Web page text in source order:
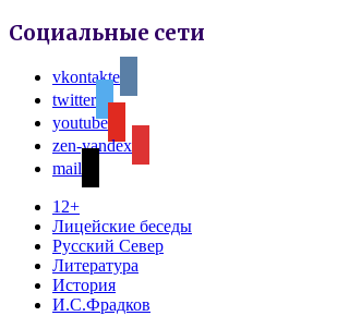
Социальные сети
vkontakte
twitter
youtube
zen-yandex
mail
12+
Лицейские беседы
Русский Север
Литература
История
И.С.Фрадков